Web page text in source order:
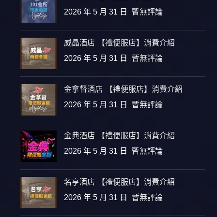
2026 年 5 月 31 日 暫無評論
威晶酒店 【禮便服店】消費介紹
2026 年 5 月 31 日 暫無評論
金拿督酒店 【禮便服店】消費介紹
2026 年 5 月 31 日 暫無評論
金典酒店 【禮便服店】消費介紹
2026 年 5 月 31 日 暫無評論
名亨酒店 【禮便服店】消費介紹
2026 年 5 月 31 日 暫無評論